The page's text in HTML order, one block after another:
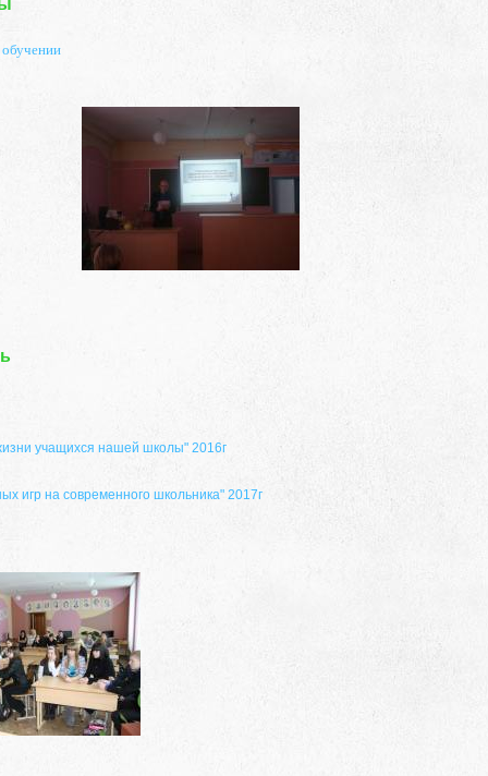
учащихся нашей школы" 2016г
игр на современного школьника" 2017г